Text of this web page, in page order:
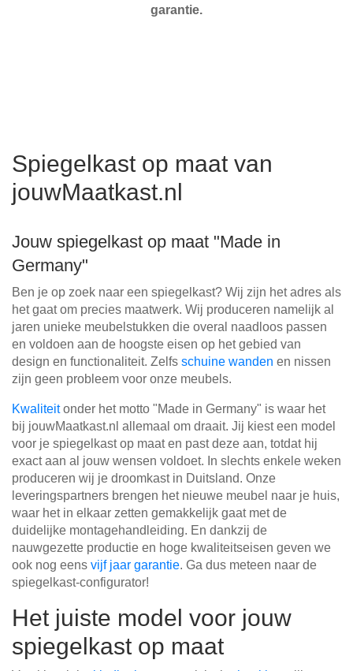
garantie.
Spiegelkast op maat van
jouwMaatkast.nl
Jouw spiegelkast op maat "Made in
Germany"
Ben je op zoek naar een spiegelkast? Wij zijn het adres als
het gaat om precies maatwerk. Wij produceren namelijk al
jaren unieke meubelstukken die overal naadloos passen
en voldoen aan de hoogste eisen op het gebied van
design en functionaliteit. Zelfs schuine wanden en nissen
zijn geen probleem voor onze meubels.
Kwaliteitonder het motto "Made in Germany" is waar het
bij jouwMaatkast.nl allemaal om draait. Jij kiest een model
voor je spiegelkast op maat en past deze aan, totdat hij
exact aan al jouw wensen voldoet. In slechts enkele weken
produceren wij je droomkast in Duitsland. Onze
leveringspartners brengen het nieuwe meubel naar je huis,
waar het in elkaar zetten gemakkelijk gaat met de
duidelijke montagehandleiding. En dankzij de
nauwgezette productie en hoge kwaliteitseisen geven we
ook nog eens vijf jaar garantie. Ga dus meteen naar de
spiegelkast-configurator!
Het juiste model voor jouw
spiegelkast op maat